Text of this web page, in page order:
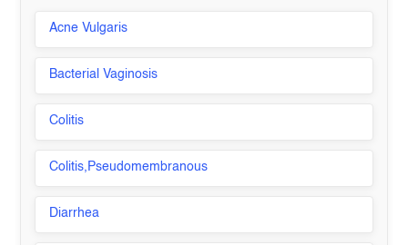
Acne Vulgaris
Bacterial Vaginosis
Colitis
Colitis,Pseudomembranous
Diarrhea